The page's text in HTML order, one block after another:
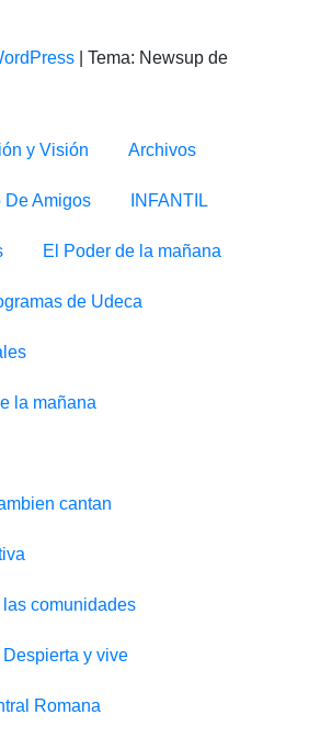
Tema: Newsup de
y Visión Archivos
De Amigos INFANTIL
El Poder de la mañana
de Udeca
la mañana
cantan
comunidades
Despierta y vive
Romana